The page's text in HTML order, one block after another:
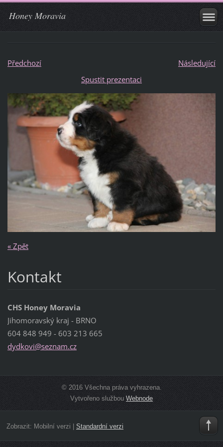
Honey Moravia
Předchozí
Následující
Spustit prezentaci
« Zpět
Kontakt
CHS Honey Moravia
Jihomoravský kraj - BRNO
604 848 949 - 603 213 665
dydkovi@seznam.cz
© 2016 Všechna práva vyhrazena.
Vytvořeno službou Webnode
Zobrazit: Mobilní verzi | Standardní verzi